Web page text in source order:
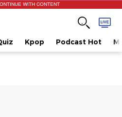
WITH CONTENT
Kpop Podcast Hot